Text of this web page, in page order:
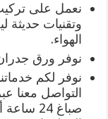
نعمل على
وتقنيات
الهواء.
نوفر ورق
نوفر لكم
التواصل معنا
صباغ